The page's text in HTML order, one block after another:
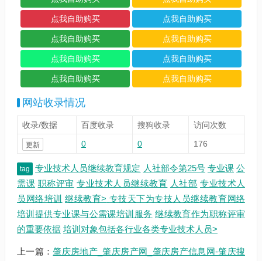
网站收录情况
收录/数据 百度收录 搜狗收录 访问次数
更新 0 0 176
tag 专业技术人员继续教育规定 人社部令第25号 专业课 公
需课 职称评审 专业技术人员继续教育 人社部 专业技术人
员网络培训 继续教育> 专技天下为专技人员继续教育网络
培训提供专业课与公需课培训服务 继续教育作为职称评审
的重要依据 培训对象包括各行业各类专业技术人员>
上一篇：肇庆房地产_肇庆房产网_肇庆房产信息网-肇庆搜